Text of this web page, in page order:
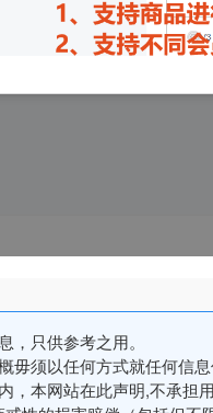
，只供参考之用。
毋须以任何方式就任何信
，本网站在此声明,不承担